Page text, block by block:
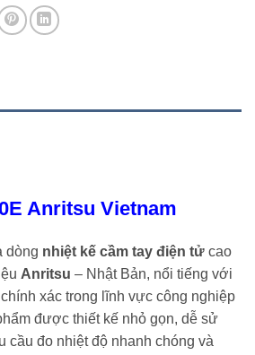
Anritsu Vietnam
dòng nhiệt kế cầm tay điện tử cao
Anritsu – Nhật Bản, nổi tiếng với
xác trong lĩnh vực công nghiệp
được thiết kế nhỏ gọn, dễ sử
cầu đo nhiệt độ nhanh chóng và